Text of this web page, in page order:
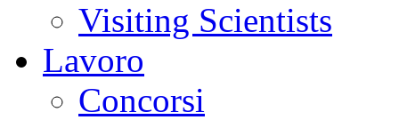
Visiting Scientists
Lavoro
Concorsi